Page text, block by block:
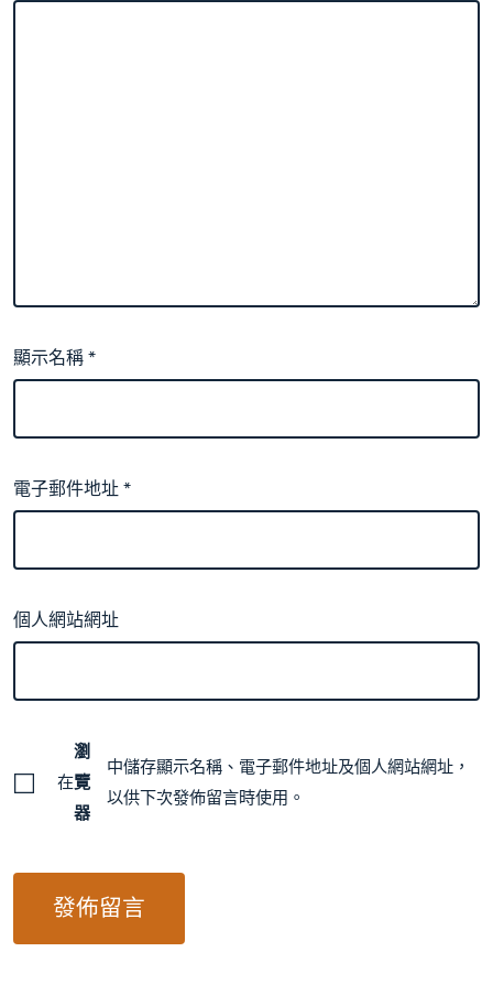
顯示名稱*
電子郵件地址*
個人網站網址
在
瀏
覽
器
中儲存顯示名稱、電子郵件地址及個人網站網址，
以供下次發佈留言時使用。